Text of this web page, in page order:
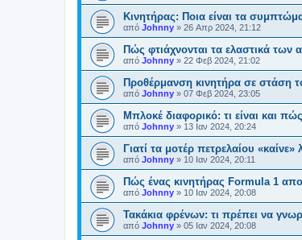
Κινητήρας: Ποια είναι τα
από Johnny » 26 Απρ 2024, 21:12
Πώς φτιάχνονται τα ελαστικά των
από Johnny » 22 Φεβ 2024, 21:02
Προθέρμανση κινητήρα σε στάση
από Johnny » 07 Φεβ 2024, 23:05
Μπλοκέ διαφορικό: τι είναι και πώς
από Johnny » 13 Ιαν 2024, 20:24
Γιατί τα μοτέρ πετρελαίου
από Johnny » 10 Ιαν 2024, 20:11
Πώς ένας κινητήρας Formula 1
από Johnny » 10 Ιαν 2024, 20:08
Τακάκια φρένων: τι πρέπει να
από Johnny » 05 Ιαν 2024, 20:08